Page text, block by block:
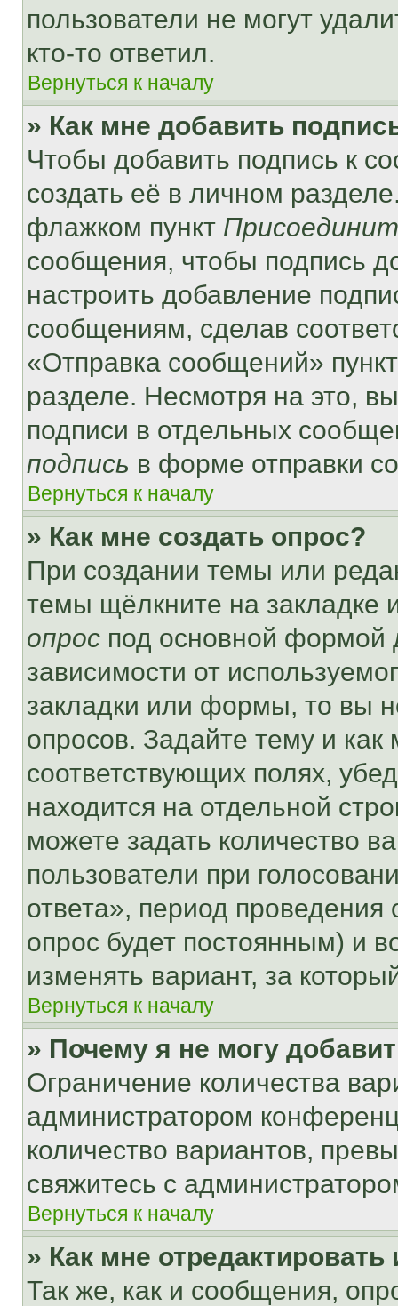
пользователи не могут
кто-то ответил.
Вернуться к началу
» Как мне добавить
Чтобы добавить подпись к
создать её в личном
флажком пункт
сообщения, чтобы подпись
настроить добавление
сообщениям, сделав
«Отправка сообщений»
разделе. Несмотря на это,
подписи в отдельных
подпись в форме отправки
Вернуться к началу
» Как мне создать опрос?
При создании темы или
темы щёлкните на
опрос под основной формой
зависимости от
закладки или формы, то вы
опросов. Задайте тему и
соответствующих полях,
находится на отдельной
можете задать количество
пользователи при
ответа», период проведения
опрос будет постоянным) и
изменять вариант, за
Вернуться к началу
» Почему я не могу
Ограничение количества
администратором
количество вариантов,
свяжитесь с
Вернуться к началу
» Как мне
Так же, как и сообщения,